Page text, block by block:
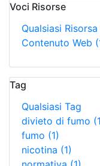
Voci Risorse
Qualsiasi Risorsa
Contenuto Web
Tag
Qualsiasi Tag
divieto di fumo
fumo (1)
nicotina (1)